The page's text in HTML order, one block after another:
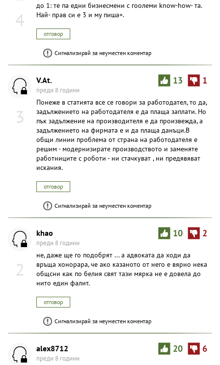
4
до 1: те па едни бизнесмени с гоолеми know-how- та.
Най- прав си е 3 и му пиша+.
отговор
Сигнализирай за неуместен коментар
3
13 1
V.At.
преди 8 години
Понеже в статията все се говори за работодател, то да,
задължението на работодателя е да плаща заплати. Но
пък задължение на производителя е да произвежда, а
задължението на фирмата е и да плаща данъци.В
общи линии проблема от страна на работодателя е
решим - модернизирате производството и заменяте
работниците с роботи - ни стачкуват , ни предявяват
искания.
отговор
Сигнализирай за неуместен коментар
2
10 2
khao
преди 8 години
не, даже ще го подобрят ... а адвоката да ходи да
връща хонорара, че ако казаното от него е вярно нека
общсни как по белия свят тази мярка не е довела до
нито един фалит.
отговор
Сигнализирай за неуместен коментар
20 6
alex8712
преди 8 години